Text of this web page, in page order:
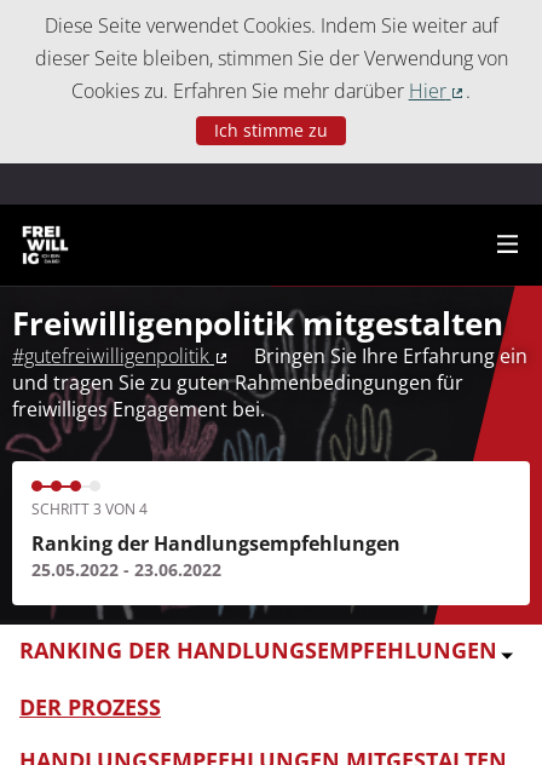
Diese Seite verwendet Cookies. Indem Sie weiter auf
dieser Seite bleiben, stimmen Sie der Verwendung von
Cookies zu. Erfahren Sie mehr darüber Hier
.
Ich stimme zu
Freiwilligenpolitik mitgestalten
#gutefreiwilligenpolitik
(Externer Link)
Bringen Sie Ihre Erfahrung ein
und tragen Sie zu guten Rahmenbedingungen für
freiwilliges Engagement bei.
SCHRITT 3 VON 4
Ranking der Handlungsempfehlungen
25.05.2022 - 23.06.2022
RANKING DER HANDLUNGSEMPFEHLUNGEN
DER PROZESS
Cookie-Einstellungen